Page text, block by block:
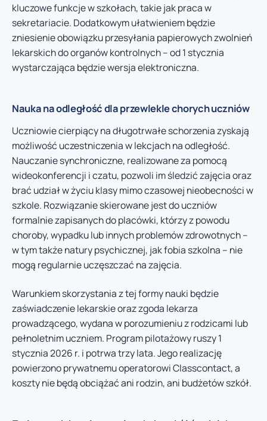
kluczowe funkcje w szkołach, takie jak praca w
sekretariacie. Dodatkowym ułatwieniem będzie
zniesienie obowiązku przesyłania papierowych zwolnień
lekarskich do organów kontrolnych – od 1 stycznia
wystarczająca będzie wersja elektroniczna.
Nauka na odległość dla przewlekle chorych uczniów
Uczniowie cierpiący na długotrwałe schorzenia zyskają
możliwość uczestniczenia w lekcjach na odległość.
Nauczanie synchroniczne, realizowane za pomocą
wideokonferencji i czatu, pozwoli im śledzić zajęcia oraz
brać udział w życiu klasy mimo czasowej nieobecności w
szkole. Rozwiązanie skierowane jest do uczniów
formalnie zapisanych do placówki, którzy z powodu
choroby, wypadku lub innych problemów zdrowotnych –
w tym także natury psychicznej, jak fobia szkolna – nie
mogą regularnie uczęszczać na zajęcia.
Warunkiem skorzystania z tej formy nauki będzie
zaświadczenie lekarskie oraz zgoda lekarza
prowadzącego, wydana w porozumieniu z rodzicami lub
pełnoletnim uczniem. Program pilotażowy ruszy 1
stycznia 2026 r. i potrwa trzy lata. Jego realizację
powierzono prywatnemu operatorowi Classcontact, a
koszty nie będą obciążać ani rodzin, ani budżetów szkół.